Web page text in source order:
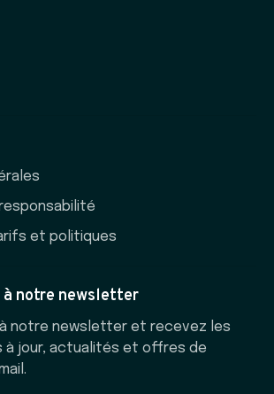
et politiques
à notre newsletter
notre newsletter et recevez les
à jour, actualités et offres de